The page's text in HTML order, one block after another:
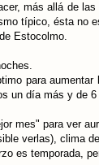
más allá de
típico, ésta no
Estocolmo.
para
un día más y de
mes" para ver
verlas), clima
es temporada,